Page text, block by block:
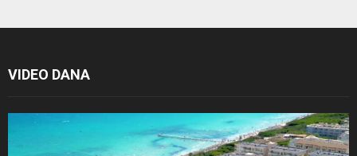
VIDEO DANA